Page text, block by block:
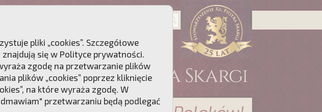
pliki „cookies”. Szczegółowe
się w Polityce prywatności.
zgodę na przetwarzanie plików
plików „cookies” poprzez kliknięcie
na które wyraża zgodę. W
przetwarzaniu będą podlegać